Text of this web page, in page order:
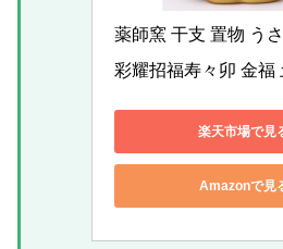
薬師窯 干支 置物 う
彩耀招福寿々卯 金福
楽天市場で見
Amazonで見